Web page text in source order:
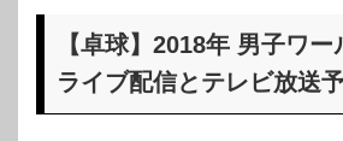
【卓球】2018年 男子ワ
ライブ配信とテレビ放送